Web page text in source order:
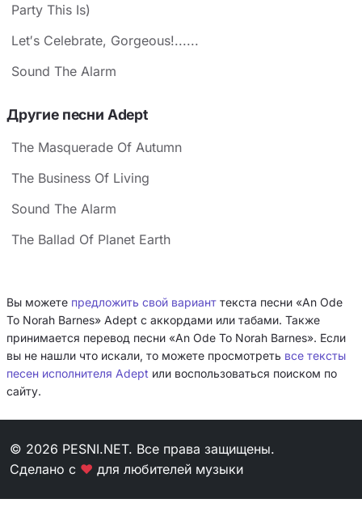
Party This Is)
Let′s Celebrate, Gorgeous!......
Sound The Alarm
Другие песни Adept
The Masquerade Of Autumn
The Business Of Living
Sound The Alarm
The Ballad Of Planet Earth
Вы можете предложить свой вариант текста песни «An Ode
To Norah Barnes» Adept с аккордами или табами. Также
принимается перевод песни «An Ode To Norah Barnes». Если
вы не нашли что искали, то можете просмотреть все тексты
песен исполнителя Adept или воспользоваться поиском по
сайту.
© 2026 PESNI.NET. Все права защищены.
Сделано с ❤ для любителей музыки